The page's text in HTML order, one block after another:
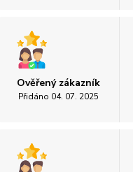
Ověřený zákazník
Přidáno 04. 07. 2025